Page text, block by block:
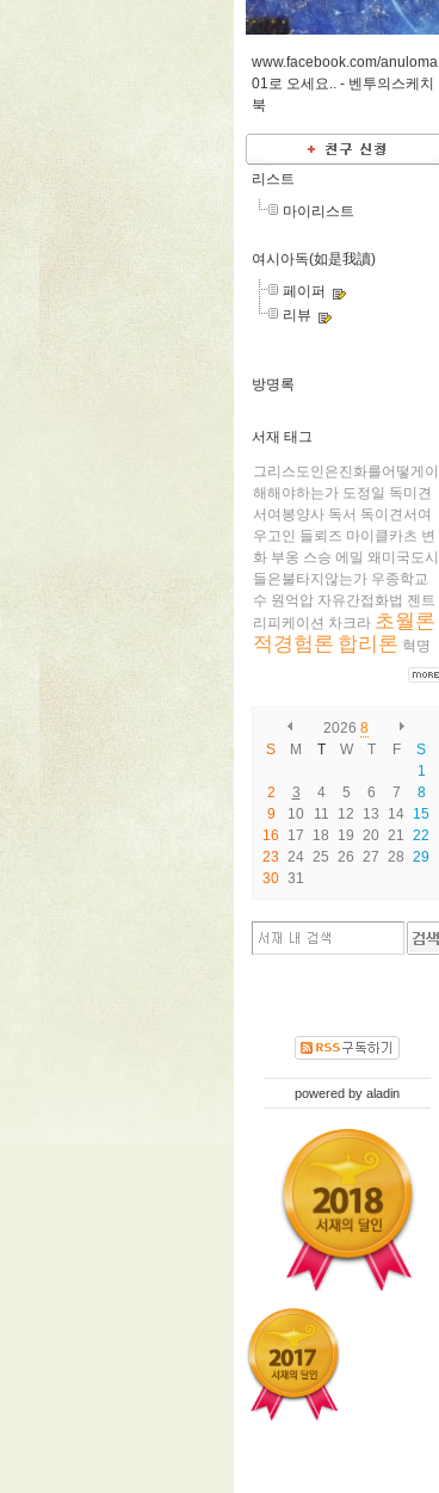
www.facebook.com/anuloma
01로 오세요.. - 벤투의스케치
북
리스트
마이리스트
여시아독(如是我讀)
페이퍼
리뷰
방명록
서재 태그
그리스도인은진화를어떻게이
해해야하는가 도정일 독미견
서여봉양사 독서 독이견서여
우고인 들뢰즈 마이클카츠 변
화 부옹 스승 에밀 왜미국도시
들은불타지않는가 우종학교
수 원억압 자유간접화법 젠트
리피케이션 차크라 초월론
적경험론 합리론 혁명
2026 8
S
M T W T F
S
1
2
3 4 5 6 7
8
9
10 11 12 13 14 15
16
17 18 19 20 21 22
23 24 25 26 27 28 29
30 31
powered by aladin